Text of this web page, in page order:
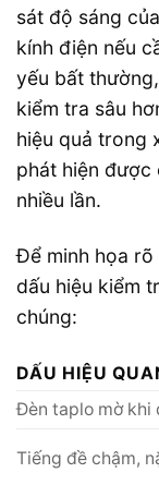
sát độ sáng
kính điện nếu
yếu bất
kiểm tra sâu
hiệu quả trong
phát hiện
nhiều lần.
Để minh họa
dấu hiệu kiểm
chúng:
DẤU HIỆU
Đèn taplo mờ khi
Tiếng đề chậm,